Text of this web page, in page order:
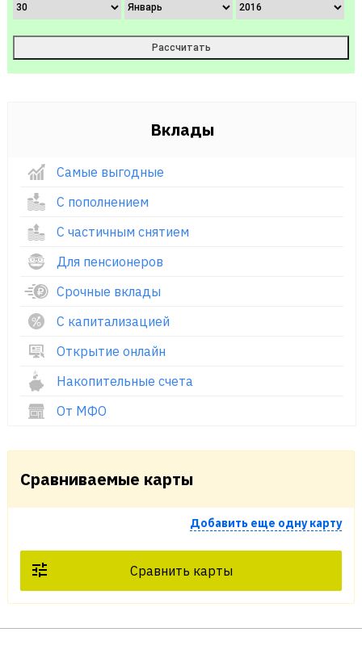
Вклады
Самые выгодные
С пополнением
С частичным снятием
Для пенсионеров
Срочные вклады
С капитализацией
Открытие онлайн
Накопительные счета
От МФО
Сравниваемые карты
Добавить еще одну карту
Сравнить карты